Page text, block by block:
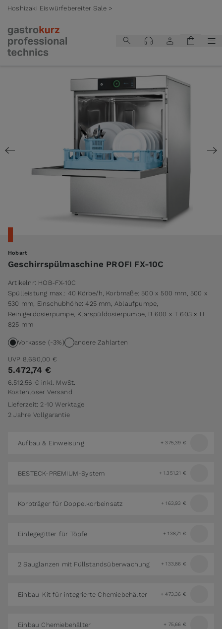
Hoshizaki Eiswürfebereiter Sale >
Hobart
Geschirrspülmaschine PROFI FX-10C
Artikelnr: HOB-FX-10C
Spülleistung max.: 40 Körbe/h, Korbmaße: 500 x 500 mm, 500 x
530 mm, Einschubhöhe: 425 mm, Ablaufpumpe,
Reinigerdosierpumpe, Klarspüldosierpumpe, B 600 x T 603 x H
825 mm
Vorkasse (-3%) andere Zahlarten
UVP 8.680,00 €
5.472,74 €
6.512,56 € inkl. MwSt.
Kostenloser Versand
Lieferzeit: 2-10 Werktage
2 Jahre Vollgarantie
Aufbau & Einweisung + 375,39 €
BESTECK-PREMIUM-System + 1.351,21 €
Korbträger für Doppelkorbeinsatz + 163,93 €
Einlegegitter für Töpfe + 138,71 €
2 Sauglanzen mit Füllstandsüberwachung + 133,86 €
Einbau-Kit für integrierte Chemiebehälter + 473,36 €
Einbau Chemiebehälter + 75,66 €